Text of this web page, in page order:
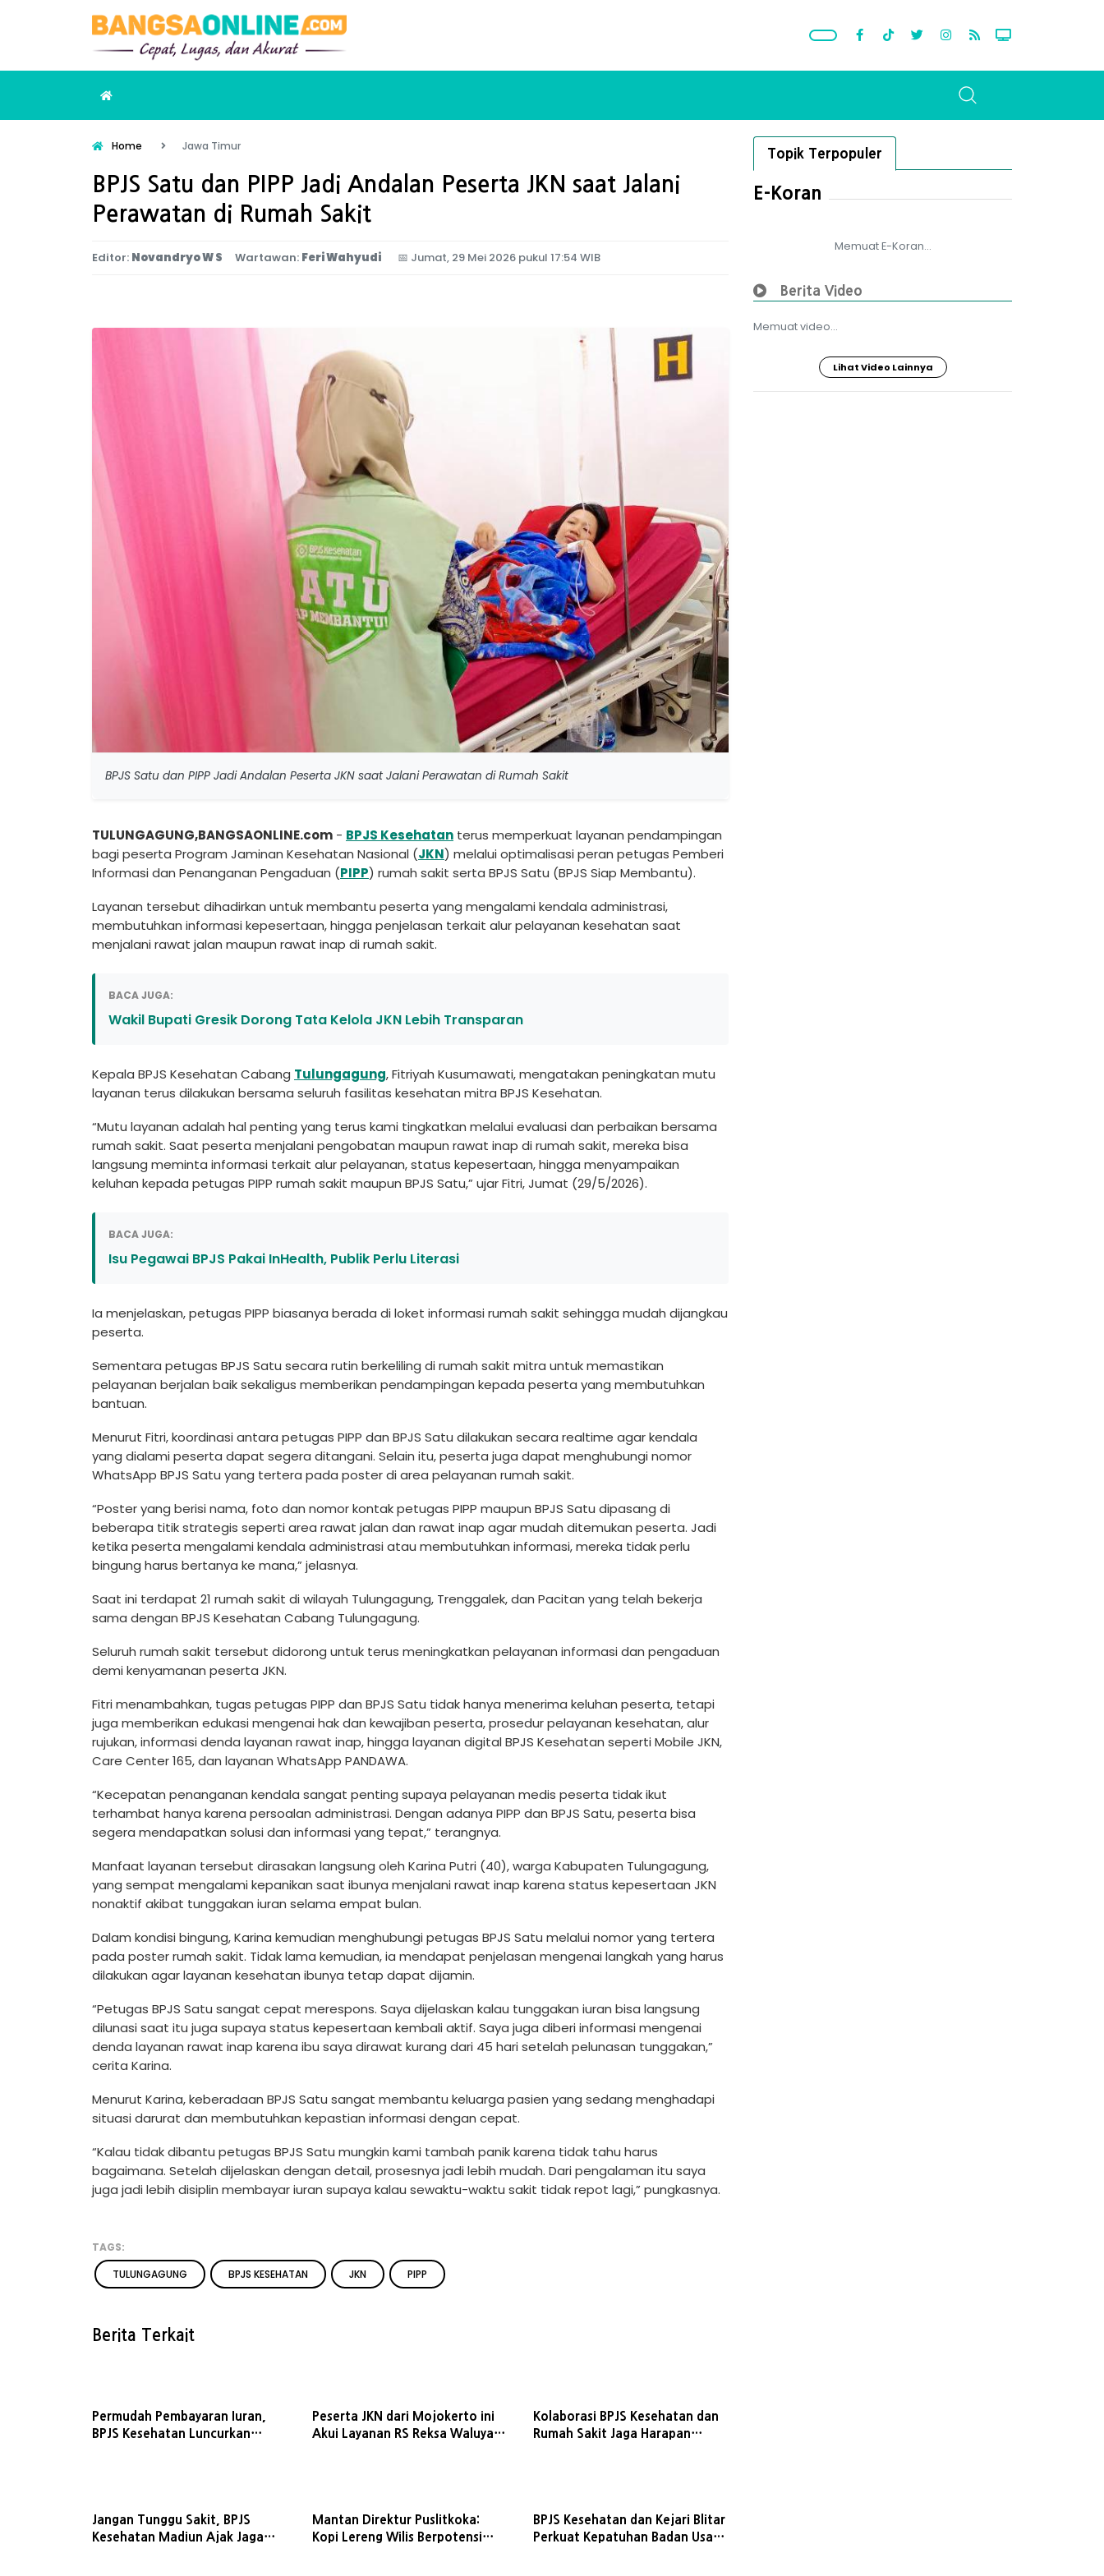
Home Jawa Timur
BPJS Satu dan PIPP Jadi Andalan Peserta JKN saat Jalani
Perawatan di Rumah Sakit
Editor: Novandryo W S Wartawan: Feri Wahyudi 📅 Jumat, 29 Mei 2026 pukul 17:54 WIB
BPJS Satu dan PIPP Jadi Andalan Peserta JKN saat Jalani Perawatan di Rumah Sakit
TULUNGAGUNG,BANGSAONLINE.com - BPJS Kesehatan terus memperkuat layanan pendampingan
bagi peserta Program Jaminan Kesehatan Nasional (JKN) melalui optimalisasi peran petugas Pemberi
Informasi dan Penanganan Pengaduan (PIPP) rumah sakit serta BPJS Satu (BPJS Siap Membantu).
Layanan tersebut dihadirkan untuk membantu peserta yang mengalami kendala administrasi,
membutuhkan informasi kepesertaan, hingga penjelasan terkait alur pelayanan kesehatan saat
menjalani rawat jalan maupun rawat inap di rumah sakit.
BACA JUGA:
Wakil Bupati Gresik Dorong Tata Kelola JKN Lebih Transparan
Kepala BPJS Kesehatan Cabang Tulungagung, Fitriyah Kusumawati, mengatakan peningkatan mutu
layanan terus dilakukan bersama seluruh fasilitas kesehatan mitra BPJS Kesehatan.
“Mutu layanan adalah hal penting yang terus kami tingkatkan melalui evaluasi dan perbaikan bersama
rumah sakit. Saat peserta menjalani pengobatan maupun rawat inap di rumah sakit, mereka bisa
langsung meminta informasi terkait alur pelayanan, status kepesertaan, hingga menyampaikan
keluhan kepada petugas PIPP rumah sakit maupun BPJS Satu,” ujar Fitri, Jumat (29/5/2026).
BACA JUGA:
Isu Pegawai BPJS Pakai InHealth, Publik Perlu Literasi
Ia menjelaskan, petugas PIPP biasanya berada di loket informasi rumah sakit sehingga mudah dijangkau
peserta.
Sementara petugas BPJS Satu secara rutin berkeliling di rumah sakit mitra untuk memastikan
pelayanan berjalan baik sekaligus memberikan pendampingan kepada peserta yang membutuhkan
bantuan.
Menurut Fitri, koordinasi antara petugas PIPP dan BPJS Satu dilakukan secara realtime agar kendala
yang dialami peserta dapat segera ditangani. Selain itu, peserta juga dapat menghubungi nomor
WhatsApp BPJS Satu yang tertera pada poster di area pelayanan rumah sakit.
“Poster yang berisi nama, foto dan nomor kontak petugas PIPP maupun BPJS Satu dipasang di
beberapa titik strategis seperti area rawat jalan dan rawat inap agar mudah ditemukan peserta. Jadi
ketika peserta mengalami kendala administrasi atau membutuhkan informasi, mereka tidak perlu
bingung harus bertanya ke mana,” jelasnya.
Saat ini terdapat 21 rumah sakit di wilayah Tulungagung, Trenggalek, dan Pacitan yang telah bekerja
sama dengan BPJS Kesehatan Cabang Tulungagung.
Seluruh rumah sakit tersebut didorong untuk terus meningkatkan pelayanan informasi dan pengaduan
demi kenyamanan peserta JKN.
Fitri menambahkan, tugas petugas PIPP dan BPJS Satu tidak hanya menerima keluhan peserta, tetapi
juga memberikan edukasi mengenai hak dan kewajiban peserta, prosedur pelayanan kesehatan, alur
rujukan, informasi denda layanan rawat inap, hingga layanan digital BPJS Kesehatan seperti Mobile JKN,
Care Center 165, dan layanan WhatsApp PANDAWA.
“Kecepatan penanganan kendala sangat penting supaya pelayanan medis peserta tidak ikut
terhambat hanya karena persoalan administrasi. Dengan adanya PIPP dan BPJS Satu, peserta bisa
segera mendapatkan solusi dan informasi yang tepat,” terangnya.
Manfaat layanan tersebut dirasakan langsung oleh Karina Putri (40), warga Kabupaten Tulungagung,
yang sempat mengalami kepanikan saat ibunya menjalani rawat inap karena status kepesertaan JKN
nonaktif akibat tunggakan iuran selama empat bulan.
Dalam kondisi bingung, Karina kemudian menghubungi petugas BPJS Satu melalui nomor yang tertera
pada poster rumah sakit. Tidak lama kemudian, ia mendapat penjelasan mengenai langkah yang harus
dilakukan agar layanan kesehatan ibunya tetap dapat dijamin.
“Petugas BPJS Satu sangat cepat merespons. Saya dijelaskan kalau tunggakan iuran bisa langsung
dilunasi saat itu juga supaya status kepesertaan kembali aktif. Saya juga diberi informasi mengenai
denda layanan rawat inap karena ibu saya dirawat kurang dari 45 hari setelah pelunasan tunggakan,”
cerita Karina.
Menurut Karina, keberadaan BPJS Satu sangat membantu keluarga pasien yang sedang menghadapi
situasi darurat dan membutuhkan kepastian informasi dengan cepat.
“Kalau tidak dibantu petugas BPJS Satu mungkin kami tambah panik karena tidak tahu harus
bagaimana. Setelah dijelaskan dengan detail, prosesnya jadi lebih mudah. Dari pengalaman itu saya
juga jadi lebih disiplin membayar iuran supaya kalau sewaktu-waktu sakit tidak repot lagi,” pungkasnya.
TAGS:
TULUNGAGUNG
BPJS KESEHATAN JKN PIPP
Berita Terkait
Permudah Pembayaran Iuran,
BPJS Kesehatan Luncurkan
Peserta JKN dari Mojokerto ini
Akui Layanan RS Reksa Waluya
Kolaborasi BPJS Kesehatan dan
Rumah Sakit Jaga Harapan
Jangan Tunggu Sakit, BPJS
Kesehatan Madiun Ajak Jaga
Mantan Direktur Puslitkoka:
Kopi Lereng Wilis Berpotensi
BPJS Kesehatan dan Kejari Blitar
Perkuat Kepatuhan Badan Usaha
Topik Terpopuler
E-Koran
Memuat E-Koran...
Berita Video
Memuat video...
Lihat Video Lainnya